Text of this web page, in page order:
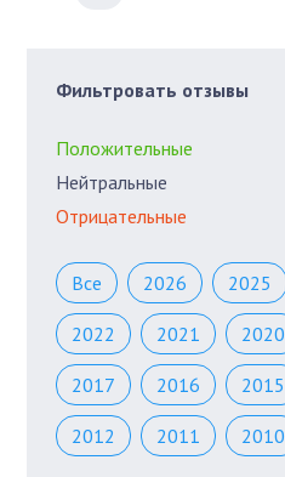
Фильтровать отзывы
Положительные
Нейтральные
Отрицательные
Все 2026 2025
2022 2021 2020
2017 2016 2015
2012 2011 2010